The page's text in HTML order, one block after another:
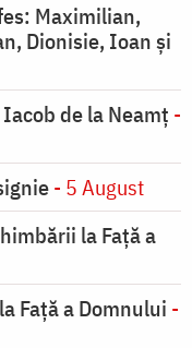
Maximilian,
Dionisie, Ioan şi
de la Neamț -
- 5 August
la Faţă a
Faţă a Domnului -